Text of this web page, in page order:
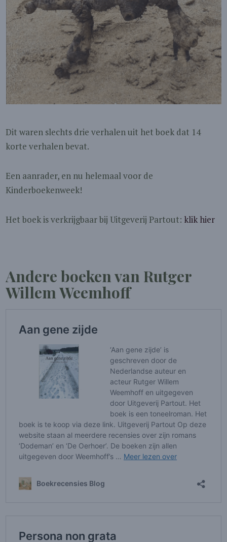
Dit waren slechts drie verhalen uit het boek dat 14
korte verhalen bevat.
Een aanrader, en nu helemaal voor de
Kinderboekenweek!
Het boek is verkrijgbaar bij Uitgeverij Partout: klik hier
Andere boeken van Rutger
Willem Weemhoff